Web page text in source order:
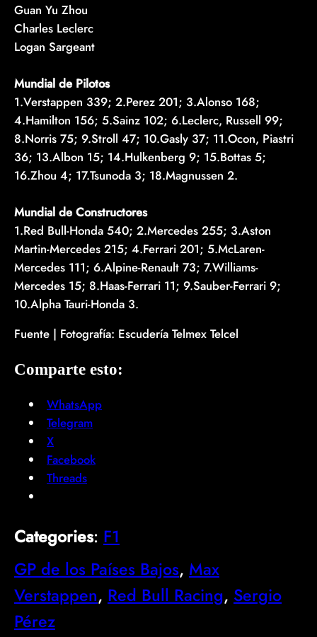
Guan Yu Zhou
Charles Leclerc
Logan Sargeant
Mundial de Pilotos
1.Verstappen 339; 2.Perez 201; 3.Alonso 168;
4.Hamilton 156; 5.Sainz 102; 6.Leclerc, Russell 99;
8.Norris 75; 9.Stroll 47; 10.Gasly 37; 11.Ocon, Piastri
36; 13.Albon 15; 14.Hulkenberg 9; 15.Bottas 5;
16.Zhou 4; 17.Tsunoda 3; 18.Magnussen 2.
Mundial de Constructores
1.Red Bull-Honda 540; 2.Mercedes 255; 3.Aston
Martin-Mercedes 215; 4.Ferrari 201; 5.McLaren-
Mercedes 111; 6.Alpine-Renault 73; 7.Williams-
Mercedes 15; 8.Haas-Ferrari 11; 9.Sauber-Ferrari 9;
10.Alpha Tauri-Honda 3.
Fuente | Fotografía: Escudería Telmex Telcel
Comparte esto:
WhatsApp
Telegram
X
Facebook
Threads
Categories: F1
GP de los Países Bajos, Max
Verstappen, Red Bull Racing, Sergio
Pérez